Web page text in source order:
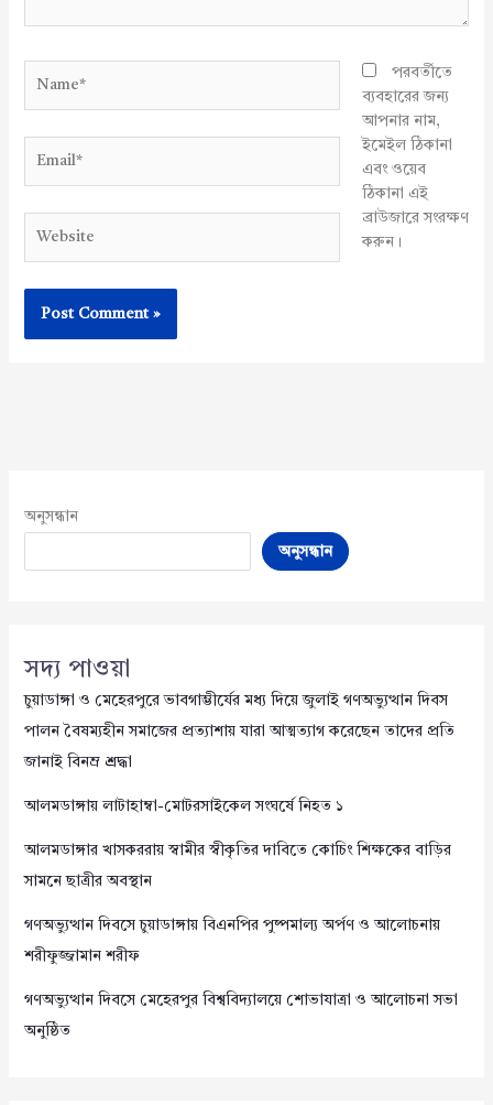
পরবর্তীতে
ব্যবহারের জন্য
আপনার নাম,
ইমেইল ঠিকানা
এবং ওয়েব
ঠিকানা এই
ব্রাউজারে সংরক্ষণ
করুন।
অনুসন্ধান
অনুসন্ধান
সদ্য পাওয়া
চুয়াডাঙ্গা ও মেহেরপুরে ভাবগাম্ভীর্যের মধ্য দিয়ে জুলাই গণঅভ্যুত্থান দিবস
পালন বৈষম্যহীন সমাজের প্রত্যাশায় যারা আত্মত্যাগ করেছেন তাদের প্রতি
জানাই বিনম্র শ্রদ্ধা
আলমডাঙ্গায় লাটাহাম্বা-মোটরসাইকেল সংঘর্ষে নিহত ১
আলমডাঙ্গার খাসকররায় স্বামীর স্বীকৃতির দাবিতে কোচিং শিক্ষকের বাড়ির
সামনে ছাত্রীর অবস্থান
গণঅভ্যুত্থান দিবসে চুয়াডাঙ্গায় বিএনপির পুষ্পমাল্য অর্পণ ও আলোচনায়
শরীফুজ্জামান শরীফ
গণঅভ্যুত্থান দিবসে মেহেরপুর বিশ্ববিদ্যালয়ে শোভাযাত্রা ও আলোচনা সভা
অনুষ্ঠিত